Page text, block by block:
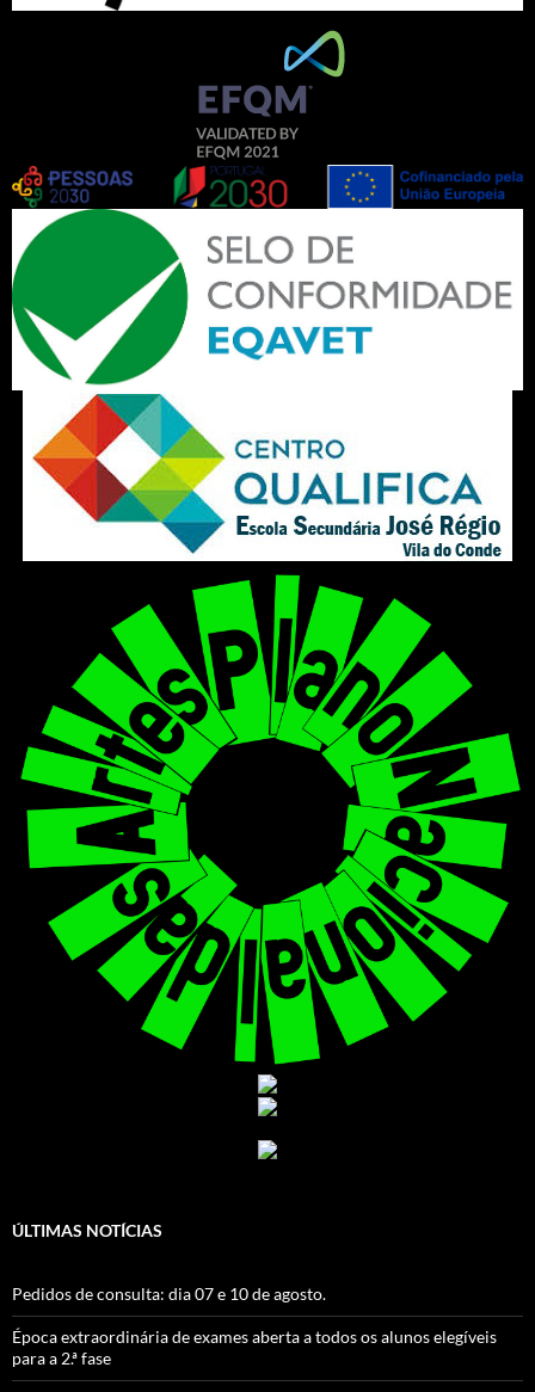
ÚLTIMAS NOTÍCIAS
Pedidos de consulta: dia 07 e 10 de agosto.
Época extraordinária de exames aberta a todos os alunos elegíveis
para a 2.ª fase